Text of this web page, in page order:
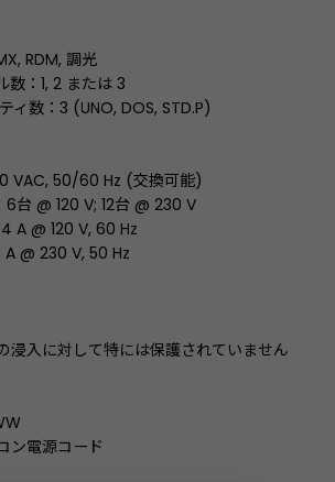
RDM, 調光
数：1, 2 または 3
ィ数：3 (UNO, DOS, STD.P)
VAC, 50/60 Hz (交換可能)
6台 @ 120 V; 12台 @ 230 V
A @ 120 V, 60 Hz
A @ 230 V, 50 Hz
浸入に対して特には保護されていません
ン電源コード